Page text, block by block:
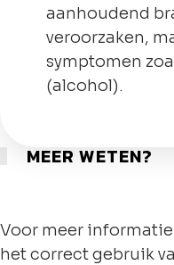
aanhoudend
veroorzaken,
symptomen
(alcohol).
MEER WETEN?
Voor meer
het correct gebruik